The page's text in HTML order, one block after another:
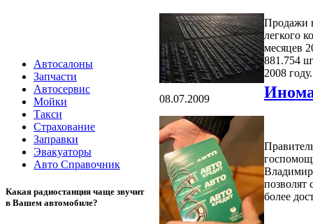
Автосалоны
Запчасти
Автосервис
Мойки
Такси
Страхование
Заправки
Эвакуаторы
Авто Справочник
Какая радиостанция чаще звучит
в Вашем автомобиле?
Продажи
легкого
месяцев
881.754
2008
08.07.2009
позволят
более